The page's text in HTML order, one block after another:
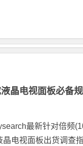
晶电视面板必备
最新针对倍频
晶电视面板出货调查